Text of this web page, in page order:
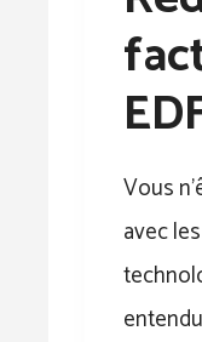
Vous
avec